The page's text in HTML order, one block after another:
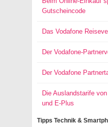
Gutscheincode
Das Vodafone
Der Vodafone-
Der Vodafone
Die Auslandstarife
und E-Plus
Tipps Technik &